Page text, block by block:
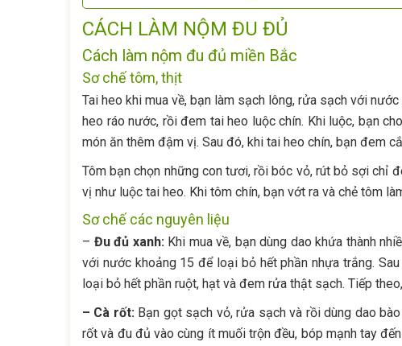
CÁCH LÀM NỘM ĐU ĐỦ
Cách làm nộm đu đủ miền Bắc
Sơ chế tôm, thịt
Tai heo khi mua về, bạn làm sạch lông, rửa sạch với
heo ráo nước, rồi đem tai heo luộc chín. Khi luộc, bạn
món ăn thêm đậm vị. Sau đó, khi tai heo chín, bạn đem
Tôm bạn chọn những con tươi, rồi bóc vỏ, rút bỏ sợi chỉ
vị như luộc tai heo. Khi tôm chín, bạn vớt ra và chẻ tôm
Sơ chế các nguyên liệu
– Đu đủ xanh:Khi mua về, bạn dùng dao khứa thành
với nước khoảng 15 để loại bỏ hết phần nhựa trắng.
loại bỏ hết phần ruột, hạt và đem rửa thật sạch. Tiếp
– Cà rốt:Bạn gọt sạch vỏ, rửa sạch và rồi dùng dao
rốt và đu đủ vào cùng ít muối trộn đều, bóp mạnh tay